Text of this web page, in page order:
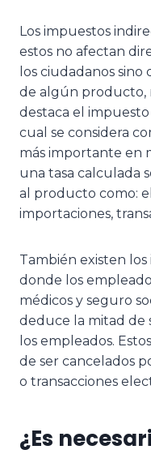
Los impuestos
estos no afectan
los ciudadanos
de algún producto,
destaca el impuesto
cual se considera
más importante en
una tasa calculada
al producto como:
importaciones,
También existen
donde los
médicos y seguro
deduce la mitad de
los empleados.
de ser cancelados
o transacciones
¿Es